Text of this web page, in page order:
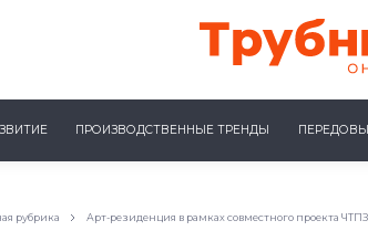
ПРОИЗВОДСТВЕННЫЕ ТРЕНДЫ
рубрика Арт-резиденция в рамках совместного проекта